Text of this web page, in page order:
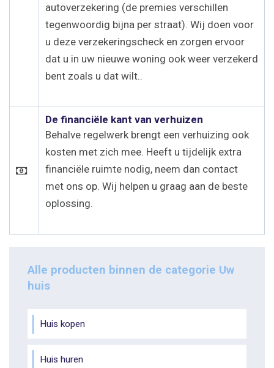
autoverzekering (de premies verschillen
tegenwoordig bijna per straat). Wij doen voor
u deze verzekeringscheck en zorgen ervoor
dat u in uw nieuwe woning ook weer verzekerd
bent zoals u dat wilt..
De financiële kant van verhuizen
Behalve regelwerk brengt een verhuizing ook
kosten met zich mee. Heeft u tijdelijk extra
financiële ruimte nodig, neem dan contact
met ons op. Wij helpen u graag aan de beste
oplossing.
Alle producten binnen de categorie Uw
huis
Huis kopen
Huis huren